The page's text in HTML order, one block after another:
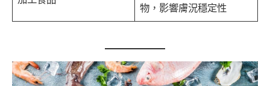
物，影響膚況穩定性